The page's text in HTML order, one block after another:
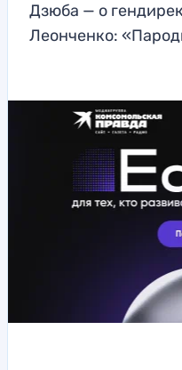
Дзюба — о
Леонченко: